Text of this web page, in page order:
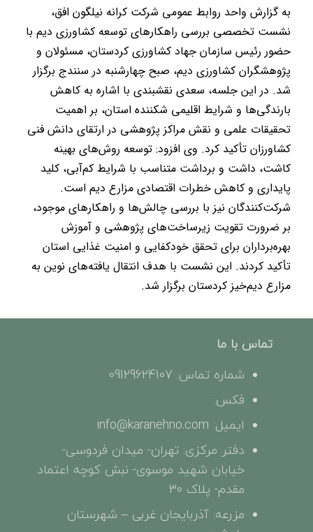
به گزارش واحد روابط عمومی شرکت کرانه نیلگون افق،
نشست تخصصی بررسی راهکارهای توسعه کشاورزی دیم با
حضور رئیس سازمان جهاد کشاورزی کردستان، مسئولان و
پژوهشگران کشاورزی دیم، صبح چهارشنبه در سنندج برگزار
شد. در این جلسه، سعدی نقشبندی با اشاره به کاهش
بارندگی‌ها و شرایط اقلیمی شکننده استان، بر اهمیت
تحقیقات علمی و نقش مراکز پژوهشی در ارتقای دانش فنی
کشاورزان تأکید کرد. وی افزود: توسعه روش‌های بهینه
کاشت، داشت و برداشت متناسب با شرایط کم‌آبی، کلید
پایداری و کاهش خطرات اقتصادی مزارع دیم است.
شرکت‌کنندگان نیز با بررسی چالش‌ها و راهکارهای موجود،
بر ضرورت تقویت زیرساخت‌های پژوهشی و آموزش
بهره‌برداران برای تحقق خودکفایی و امنیت غذایی استان
تأکید کردند. این نشست با هدف انتقال یافته‌های نوین به
مزارع دیم‌خیز کردستان برگزار شد.
تماس با ما
شماره تماس: 09129624107
فکس:
ایمیل: info@karanehno.com
دفتر مرکزی: تهران- میدان فردوسی-
خیابان شهید موسوی- نبش کوچه اعتماد
مقدم- پلاک 30
مزرعه: آذربایجان غربی – شهرستان